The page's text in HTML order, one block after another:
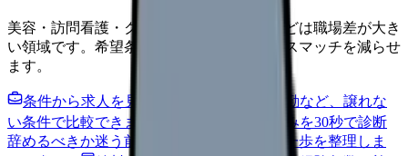
美容・訪問看護・クリニック・夜勤なしなどは職場差が大き
い領域です。希望条件を先に整理するとミスマッチを減らせ
ます。
条件から求人を見る
夜勤回数・残業・通勤など、譲れな
い条件で比較できます。
職場の悩みを30秒で診断
辞めるべきか迷う前に、悩みの種類と次の一歩を整理しま